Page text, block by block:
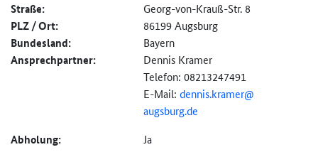
Straße: Georg-von-Krauß-Str. 8
PLZ / Ort: 86199 Augsburg
Bundesland: Bayern
Ansprechpartner:
Dennis Kramer
Telefon: 08213247491
E-Mail: dennis.kramer@
augsburg.de
Abholung: Ja